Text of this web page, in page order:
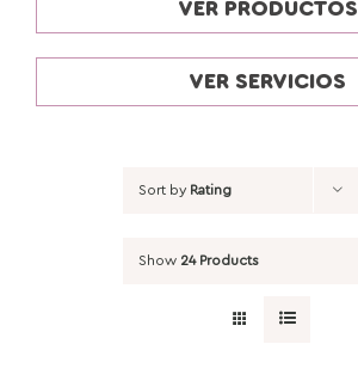
VER PRODUCTOS
VER SERVICIOS
Sort by Rating
Show 24 Products